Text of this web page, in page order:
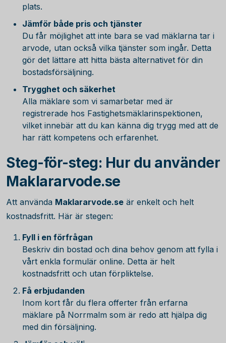
plats.
Jämför både pris och tjänster
Du får möjlighet att inte bara se vad mäklarna tar i
arvode, utan också vilka tjänster som ingår. Detta
gör det lättare att hitta bästa alternativet för din
bostadsförsäljning.
Trygghet och säkerhet
Alla mäklare som vi samarbetar med är
registrerade hos Fastighetsmäklarinspektionen,
vilket innebär att du kan känna dig trygg med att de
har rätt kompetens och erfarenhet.
Steg-för-steg: Hur du använder
Maklararvode.se
Att använda Maklararvode.se är enkelt och helt
kostnadsfritt. Här är stegen:
Fyll i en förfrågan
Beskriv din bostad och dina behov genom att fylla i
vårt enkla formulär online. Detta är helt
kostnadsfritt och utan förpliktelse.
Få erbjudanden
Inom kort får du flera offerter från erfarna
mäklare på Norrmalm som är redo att hjälpa dig
med din försäljning.